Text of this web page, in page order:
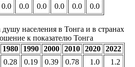
0.0 0.0 0.0 0.0 0.0 0.0
душу населения в Тонга и в странах
к показателю Тонга
1980 1990 2000 2010 2020 2022
0.28 0.19 0.39 0.78 1.0
1.2